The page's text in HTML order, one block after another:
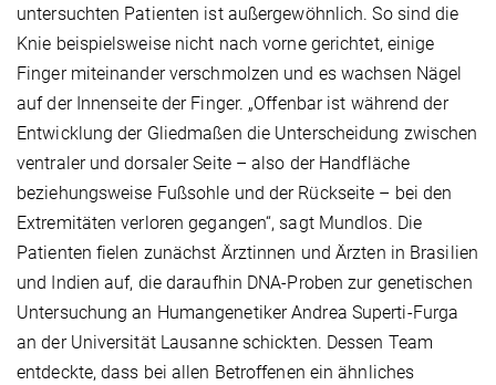
untersuchten Patienten ist außergewöhnlich. So sind die
Knie beispielsweise nicht nach vorne gerichtet, einige
Finger miteinander verschmolzen und es wachsen Nägel
auf der Innenseite der Finger. „Offenbar ist während der
Entwicklung der Gliedmaßen die Unterscheidung zwischen
ventraler und dorsaler Seite – also der Handfläche
beziehungsweise Fußsohle und der Rückseite – bei den
Extremitäten verloren gegangen“, sagt Mundlos. Die
Patienten fielen zunächst Ärztinnen und Ärzten in Brasilien
und Indien auf, die daraufhin DNA-Proben zur genetischen
Untersuchung an Humangenetiker Andrea Superti-Furga
an der Universität Lausanne schickten. Dessen Team
entdeckte, dass bei allen Betroffenen ein ähnliches